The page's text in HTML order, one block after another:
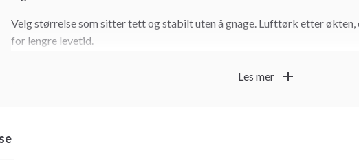
Velg størrelse som sitter tett og stabilt uten å gnage. Lufttørk etter
for lengre levetid.
Les mer add